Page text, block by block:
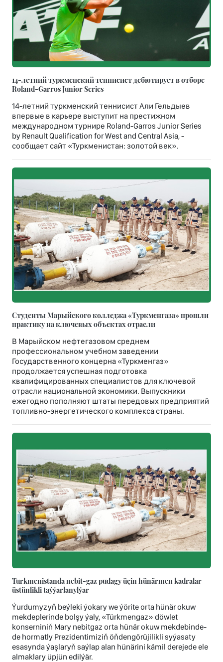
14-летний туркменский теннисист дебютирует в отборе
Roland-Garros Junior Series
14-летний туркменский теннисист Али Гельдыев
впервые в карьере выступит на престижном
международном турнире Roland-Garros Junior Series
by Renault Qualification for West and Central Asia, -
сообщает сайт «Туркменистан: золотой век».
Студенты Марыйского колледжа «Туркменгаза» прошли
практику на ключевых объектах отрасли
В Марыйском нефтегазовом среднем
профессиональном учебном заведении
Государственного концерна «Туркменгаз»
продолжается успешная подготовка
квалифицированных специалистов для ключевой
отрасли национальной экономики. Выпускники
ежегодно пополняют штаты передовых предприятий
топливно-энергетического комплекса страны.
Turkmenistanda nebit-gaz pudagy üçin hünärmen kadralar
üstünlikli taýýarlanylýar
Ýurdumyzyň beýleki ýokary we ýörite orta hünär okuw
mekdeplerinde bolşy ýaly, «Türkmengaz» döwlet
konserniniň Mary nebitgaz orta hünär okuw mekdebinde-
de hormatly Prezidentimiziň öňdengörüjilikli syýasaty
esasynda ýaşlaryň saýlap alan hünärini kämil derejede ele
almaklary üpjün edilýär.